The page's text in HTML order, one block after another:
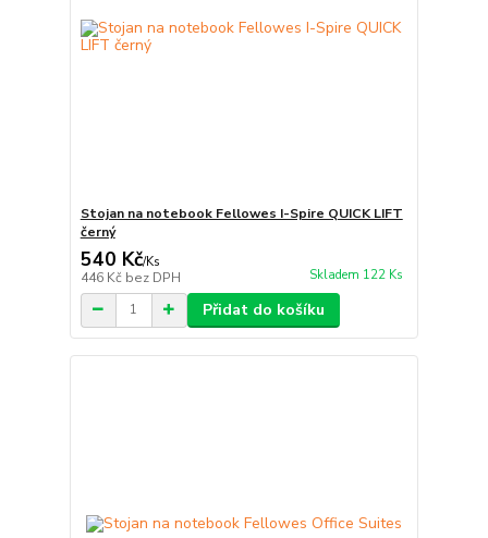
Stojan na notebook Fellowes I-Spire QUICK LIFT
černý
540 Kč/Ks
446 Kč bez DPH Skladem 122 Ks
Přidat do košíku